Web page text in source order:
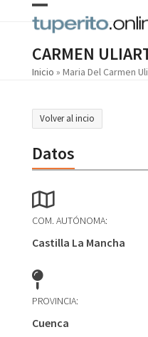
Open
mobile
menu
Close
mobile
menu
CARMEN
Inicio » Maria Del Carmen
Volver al incio
Datos
COM. AUTÓNOMA:
Castilla La Mancha
PROVINCIA:
Cuenca